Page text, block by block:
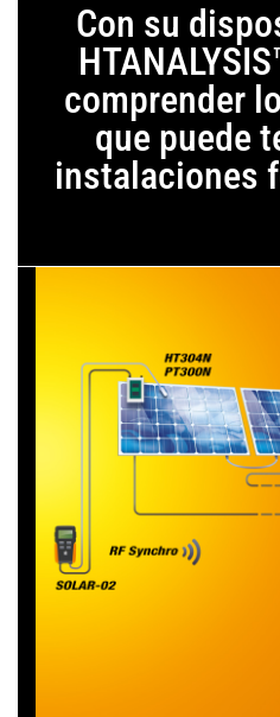
Con su
comprender
que puede
instalaciones